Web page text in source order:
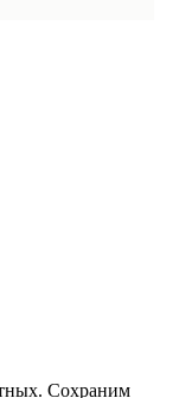
Сохраним